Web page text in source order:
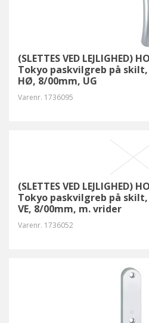
(SLETTES VED LEJLIGHED)
Tokyo paskvilgreb på
HØ, 8/00mm, UG
Varenr. 1736095
(SLETTES VED LEJLIGHED)
Tokyo paskvilgreb på
VE, 8/00mm, m. vrider
Varenr. 1736052